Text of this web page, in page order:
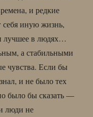
и редкие
себя иную жизнь,
лучшее в людях…
а стабильными
чувства. Если бы
и не было тех
было бы сказать —
люди не